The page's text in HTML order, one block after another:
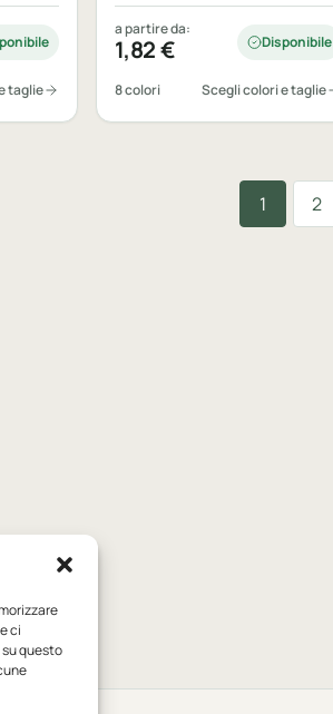
ci
questo
taglie
a partire da:
1,82€ Disponibile
8 colori Scegli colori e taglie
1 2